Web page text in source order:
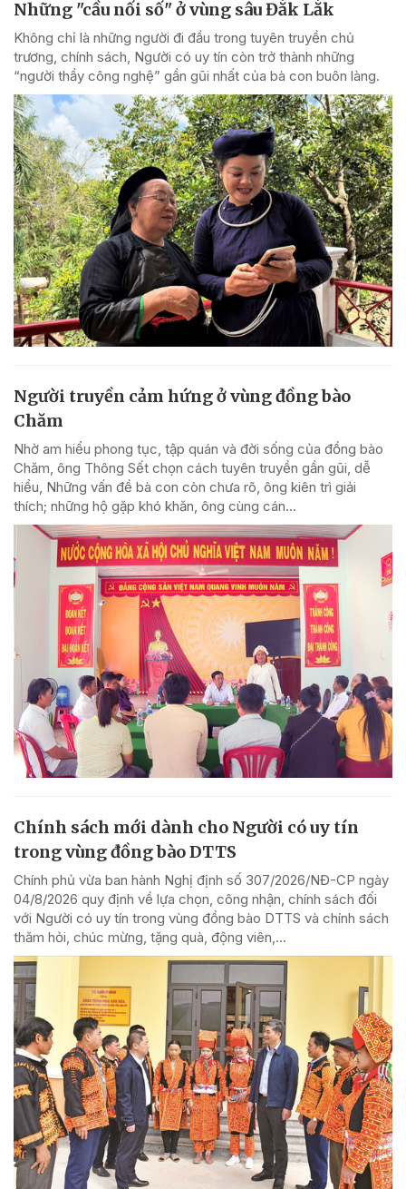
Những "cầu nối số" ở vùng sâu Đắk Lắk
Không chỉ là những người đi đầu trong tuyên truyền chủ
trương, chính sách, Người có uy tín còn trở thành những
“người thầy công nghệ” gần gũi nhất của bà con buôn làng.
Người truyền cảm hứng ở vùng đồng bào
Chăm
Nhờ am hiểu phong tục, tập quán và đời sống của đồng bào
Chăm, ông Thông Sết chọn cách tuyên truyền gần gũi, dễ
hiểu, Những vấn đề bà con còn chưa rõ, ông kiên trì giải
thích; những hộ gặp khó khăn, ông cùng cán...
Chính sách mới dành cho Người có uy tín
trong vùng đồng bào DTTS
Chính phủ vừa ban hành Nghị định số 307/2026/NĐ-CP ngày
04/8/2026 quy định về lựa chọn, công nhận, chính sách đối
với Người có uy tín trong vùng đồng bào DTTS và chính sách
thăm hỏi, chúc mừng, tặng quà, động viên,...